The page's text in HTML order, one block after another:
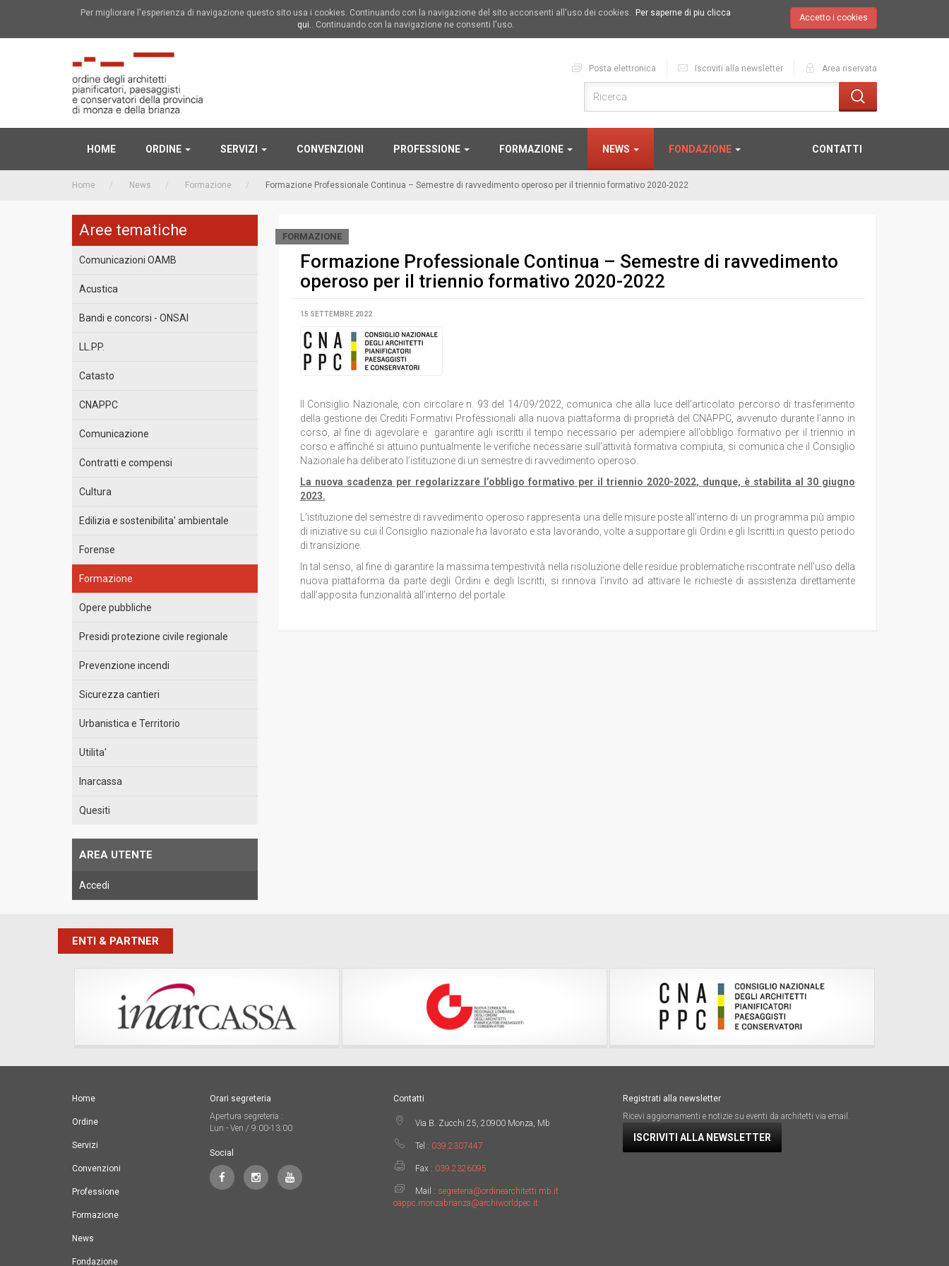
Per migliorare l'esperienza di navigazione questo sito usa i cookies. Continuando con la navigazione del sito acconsenti all'uso dei cookies.
Per saperne di piu clicca
qui.. Continuando con la navigazione ne consenti l'uso.
Accetto i cookies
Posta elettronica Iscriviti alla newsletter Area riservata
HOME ORDINE SERVIZI CONVENZIONI PROFESSIONE FORMAZIONE NEWS FONDAZIONE CONTATTI
Home News Formazione Formazione Professionale Continua – Semestre di ravvedimento operoso per il triennio formativo 2020-2022
Aree tematiche
Comunicazioni OAMB
Acustica
Bandi e concorsi - ONSAI
LL.PP.
Catasto
CNAPPC
Comunicazione
Contratti e compensi
Cultura
Edilizia e sostenibilita' ambientale
Forense
Formazione
Opere pubbliche
Presidi protezione civile regionale
Prevenzione incendi
Sicurezza cantieri
Urbanistica e Territorio
Utilita'
Inarcassa
Quesiti
AREA UTENTE
Accedi
FORMAZIONE
Formazione Professionale Continua – Semestre di ravvedimento
operoso per il triennio formativo 2020-2022
15 SETTEMBRE 2022
Il Consiglio Nazionale, con circolare n. 93 del 14/09/2022, comunica che alla luce dell’articolato percorso di trasferimento
della gestione dei Crediti Formativi Professionali alla nuova piattaforma di proprietà del CNAPPC, avvenuto durante l’anno in
corso, al fine di agevolare e garantire agli iscritti il tempo necessario per adempiere all’obbligo formativo per il triennio in
corso e affinché si attuino puntualmente le verifiche necessarie sull’attività formativa compiuta, si comunica che il Consiglio
Nazionale ha deliberato l’istituzione di un semestre di ravvedimento operoso.
La nuova scadenza per regolarizzare l’obbligo formativo per il triennio 2020-2022, dunque, è stabilita al 30 giugno
2023.
L’istituzione del semestre di ravvedimento operoso rappresenta una delle misure poste all’interno di un programma più ampio
di iniziative su cui il Consiglio nazionale ha lavorato e sta lavorando, volte a supportare gli Ordini e gli Iscritti in questo periodo
di transizione.
In tal senso, al fine di garantire la massima tempestività nella risoluzione delle residue problematiche riscontrate nell’uso della
nuova piattaforma da parte degli Ordini e degli Iscritti, si rinnova l’invito ad attivare le richieste di assistenza direttamente
dall’apposita funzionalità all’interno del portale.
ENTI & PARTNER
Home
Ordine
Servizi
Convenzioni
Professione
Formazione
News
Fondazione
Orari segreteria
Apertura segreteria :
Lun - Ven / 9:00-13:00
Social
Contatti
Via B. Zucchi 25, 20900 Monza, Mb
Tel : 039.2307447
Fax : 039.2326095
Mail : segreteria@ordinearchitetti.mb.it
oappc.monzabrianza@archiworldpec.it
Registrati alla newsletter
Ricevi aggiornamenti e notizie su eventi da architetti via email.
ISCRIVITI ALLA NEWSLETTER